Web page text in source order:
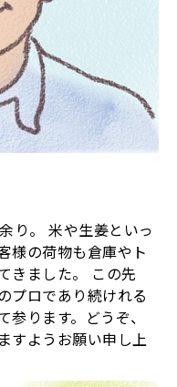
り。 米や生姜といっ
様の荷物も倉庫やト
きました。 この先
プロであり続けれる
ります。どうぞ、
すようお願い申し上